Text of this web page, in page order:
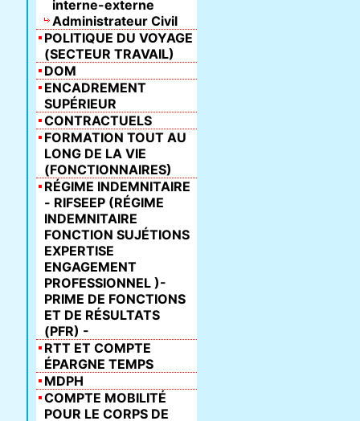
interne-externe
Administrateur Civil
POLITIQUE DU VOYAGE
(SECTEUR TRAVAIL)
DOM
ENCADREMENT
SUPÉRIEUR
CONTRACTUELS
FORMATION TOUT AU
LONG DE LA VIE
(FONCTIONNAIRES)
RÉGIME INDEMNITAIRE
- RIFSEEP (RÉGIME
INDEMNITAIRE
FONCTION SUJÉTIONS
EXPERTISE
ENGAGEMENT
PROFESSIONNEL )-
PRIME DE FONCTIONS
ET DE RÉSULTATS
(PFR) -
RTT ET COMPTE
ÉPARGNE TEMPS
MDPH
COMPTE MOBILITÉ
POUR LE CORPS DE